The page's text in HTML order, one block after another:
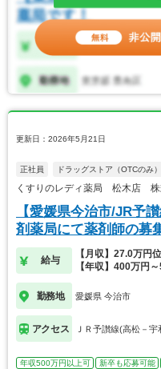
更新日：2026年5月21日
正社員 ドラッグストア（OTCのみ）
くすりのレディ薬局 松木店 株
【愛媛県今治市/JR予
剤薬局にて薬剤師の募
給与
【月収】27.0万円
【年収】400万円
勤務地 愛媛県 今治市
アクセス ＪＲ予讃線(高松－
年収500万円以上可 新卒も応募可能